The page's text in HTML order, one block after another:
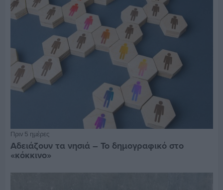
Πριν 5 ημέρες
Αδειάζουν τα νησιά – Το δημογραφικό στο
«κόκκινο»